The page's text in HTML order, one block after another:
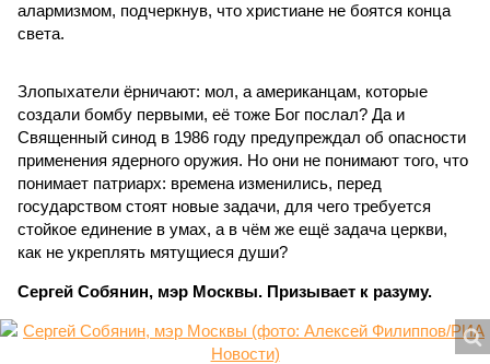
алармизмом, подчеркнув, что христиане не боятся конца
света.
Злопыхатели ёрничают: мол, а американцам, которые
создали бомбу первыми, её тоже Бог послал? Да и
Священный синод в 1986 году предупреждал об опасности
применения ядерного оружия. Но они не понимают того, что
понимает патриарх: времена изменились, перед
государством стоят новые задачи, для чего требуется
стойкое единение в умах, а в чём же ещё задача церкви,
как не укреплять мятущиеся души?
Сергей Собянин, мэр Москвы. Призывает к разуму.